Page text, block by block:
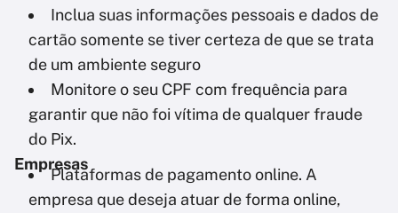
Inclua suas informações pessoais e dados de
cartão somente se tiver certeza de que se trata
de um ambiente seguro
Monitore o seu CPF com frequência para
garantir que não foi vítima de qualquer fraude
do Pix.
Empresas
Plataformas de pagamento online. A
empresa que deseja atuar de forma online,